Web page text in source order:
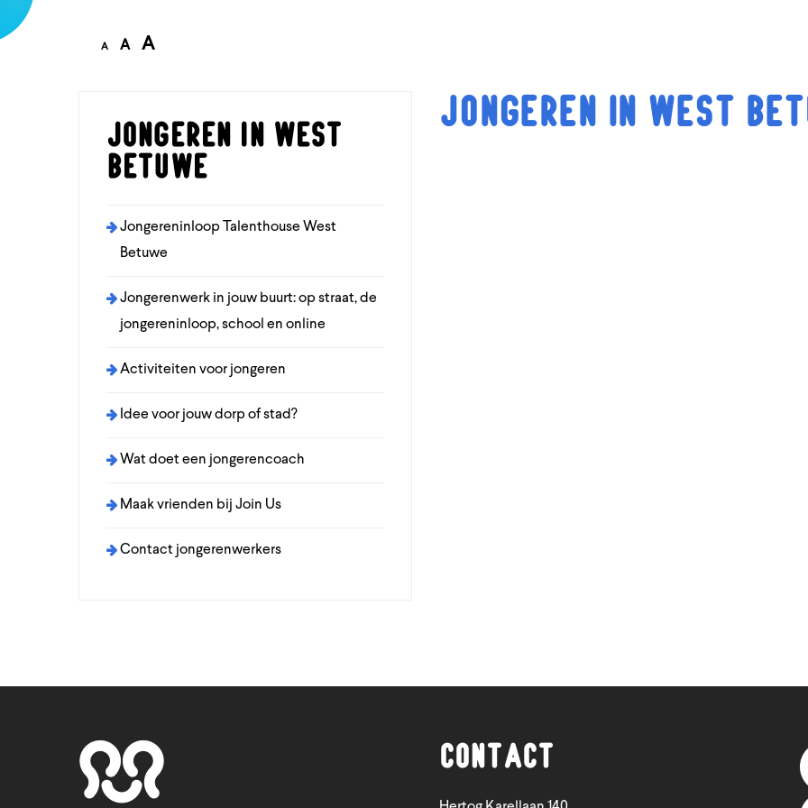
A A A
Jongeren in West
Betuwe
Jongereninloop Talenthouse West
Betuwe
Jongerenwerk in jouw buurt: op straat, de
jongereninloop, school en online
Activiteiten voor jongeren
Idee voor jouw dorp of stad?
Wat doet een jongerencoach
Maak vrienden bij Join Us
Contact jongerenwerkers
Jongeren in West
Contact